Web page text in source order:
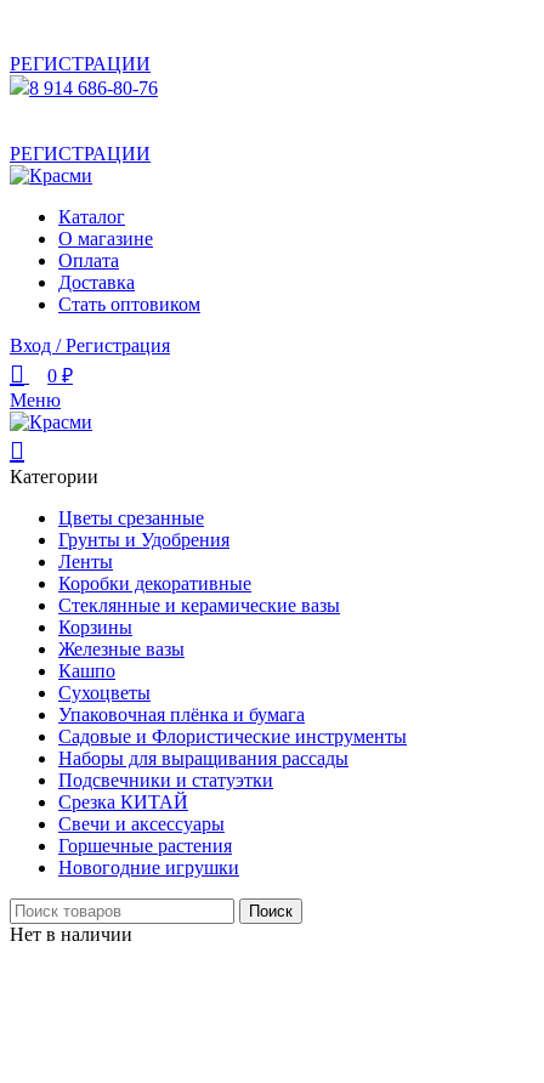
РЕГИСТРАЦИИ
8 914 686-80-76
РЕГИСТРАЦИИ
Каталог
О магазине
Оплата
Доставка
Стать оптовиком
Вход / Регистрация
0 ₽
Меню
Категории
Цветы срезанные
Грунты и Удобрения
Ленты
Коробки декоративные
Стеклянные и керамические вазы
Корзины
Железные вазы
Кашпо
Сухоцветы
Упаковочная плёнка и бумага
Садовые и Флористические инструменты
Наборы для выращивания рассады
Подсвечники и статуэтки
Срезка КИТАЙ
Свечи и аксессуары
Горшечные растения
Новогодние игрушки
Поиск
Нет в наличии